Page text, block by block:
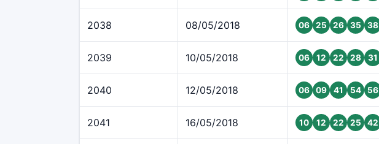
2038 08/05/2018 06 25 26 35 38
2039 10/05/2018 06 12 22 28 31
2040 12/05/2018 06 09 41 54 56
2041 16/05/2018 10 12 22 25 42